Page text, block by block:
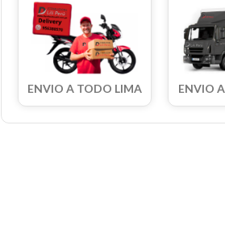
ENVIO A TODO LIMA ENVIO